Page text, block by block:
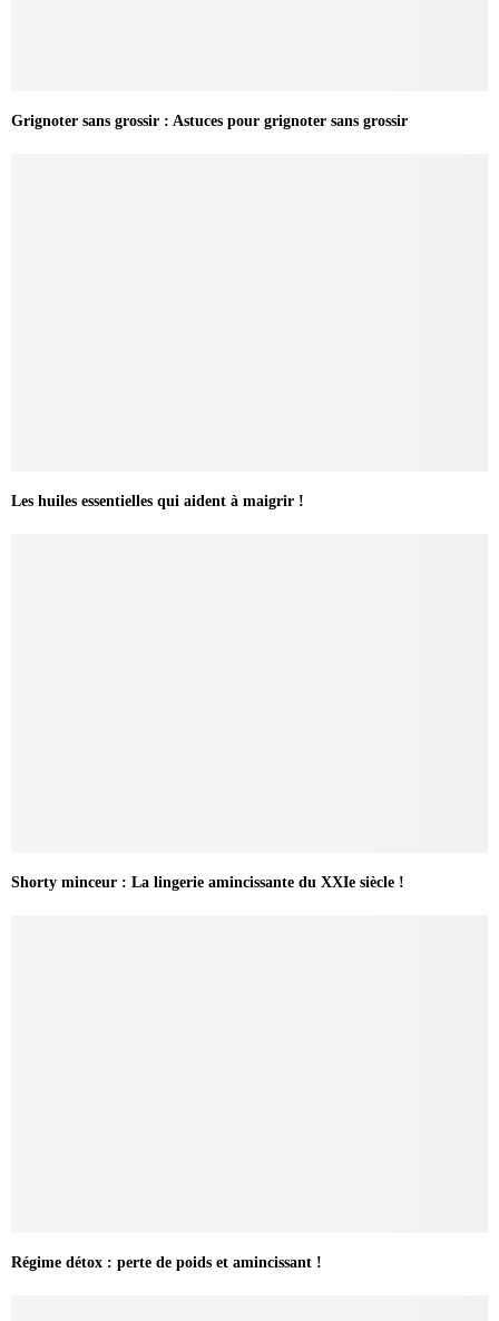
Grignoter sans grossir : Astuces pour grignoter sans grossir
Les huiles essentielles qui aident à maigrir !
Shorty minceur : La lingerie amincissante du XXIe siècle !
Régime détox : perte de poids et amincissant !